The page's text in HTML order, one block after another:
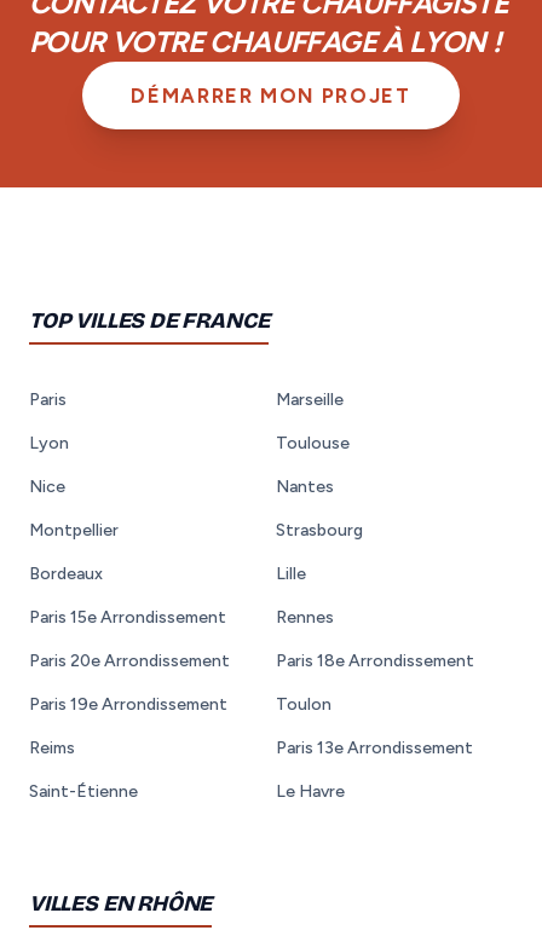
POUR VOTRE CHAUFFAGE À LYON !
DÉMARRER MON PROJET
TOP VILLES DE FRANCE
Paris Marseille
Lyon Toulouse
Nice Nantes
Montpellier Strasbourg
Bordeaux Lille
Paris 15e Arrondissement Rennes
Paris 20e Arrondissement Paris 18e Arrondissement
Paris 19e Arrondissement Toulon
Reims Paris 13e Arrondissement
Saint-Étienne Le Havre
VILLES EN RHÔNE